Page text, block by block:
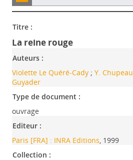
Titre :
La reine rouge
Auteurs :
Violette Le Quéré-Cady ;Y. Chupeau
Guyader
Type de document :
ouvrage
Editeur :
Paris [FRA] : INRA Editions , 1999
Collection :